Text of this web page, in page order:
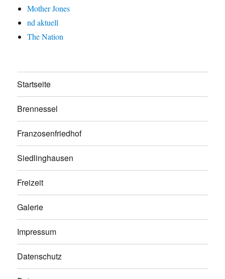
Mother Jones
nd aktuell
The Nation
Startseite
Brennessel
Franzosenfriedhof
Siedlinghausen
Freizeit
Galerie
Impressum
Datenschutz